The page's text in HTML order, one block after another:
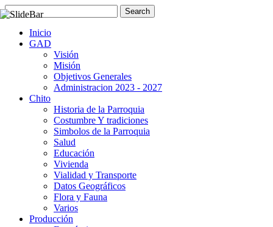
Inicio
GAD
Visión
Misión
Objetivos Generales
Administracion 2023 - 2027
Chito
Historia de la Parroquia
Costumbre Y tradiciones
Simbolos de la Parroquia
Salud
Educación
Vivienda
Vialidad y Transporte
Datos Geográficos
Flora y Fauna
Varios
Producción